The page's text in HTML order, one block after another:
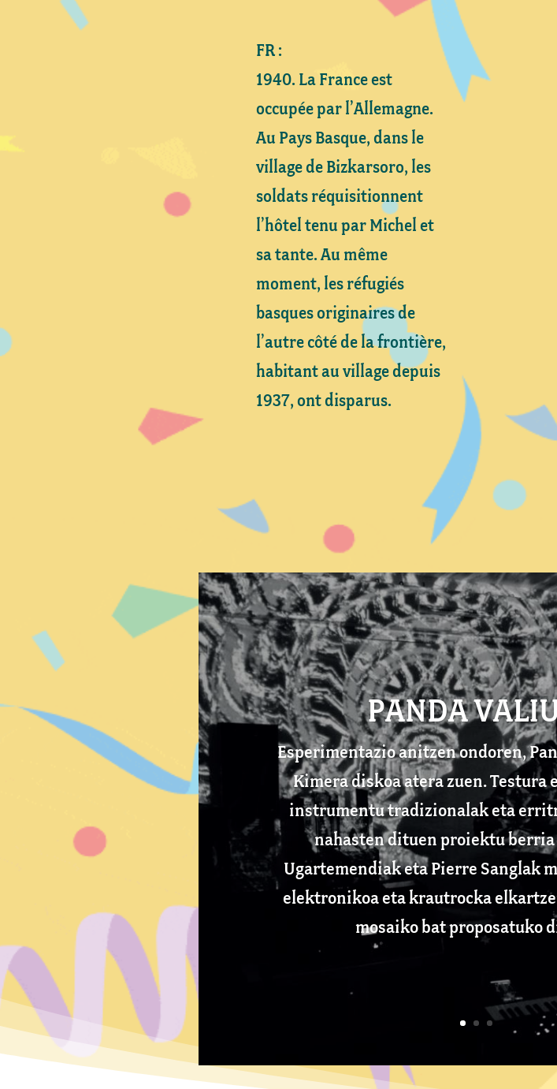
FR :
1940. La France est
occupée par l’Allemagne.
Au Pays Basque, dans le
village de Bizkarsoro, les
soldats réquisitionnent
l’hôtel tenu par Michel et
sa tante. Au même
moment, les réfugiés
basques originaires de
l’autre côté de la frontière,
habitant au village depuis
1937, ont disparus.
PANDA
Esperimentazio anitzen ondoren,
Kimera diskoa atera zuen. Testura
instrumentu tradizionalak eta
nahasten dituen proiektu berria
Ugartemendiak eta Pierre Sanglak
elektronikoa eta krautrocka
mosaiko bat proposatuko